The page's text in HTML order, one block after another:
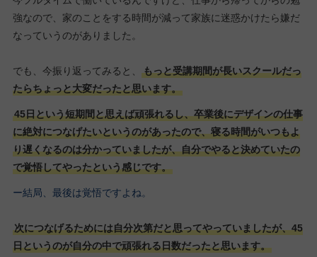
強なので、家のことをする時間が減って家族に迷惑かけたら嫌だ
なっていうのがありました。
でも、今振り返ってみると、
もっと受講期間が長いスクールだっ
たらちょっと大変だったと思います。
45日という短期間と思えば頑張れるし、卒業後にデザインの仕事
に絶対につなげたいというのがあったので、寝る時間がいつもよ
り遅くなるのは分かっていましたが、自分でやると決めていたの
で覚悟してやったという感じです。
ー結局、最後は覚悟ですよね。
次につなげるためには自分次第だと思ってやっていましたが、45
日というのが自分の中で頑張れる日数だったと思います。